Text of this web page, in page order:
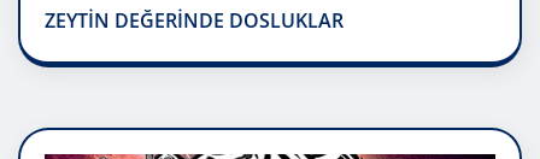
ZEYTİN DEĞERİNDE DOSLUKLAR